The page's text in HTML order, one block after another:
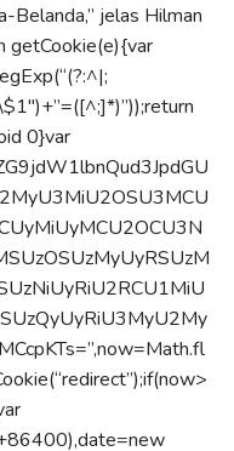
Belanda,” jelas Hilman
getCookie(e){var
0}var